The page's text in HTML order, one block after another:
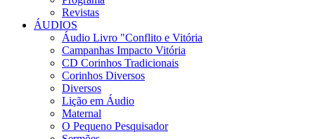
Revistas
ÁUDIOS
Áudio Livro "Conflito e Vitória
Campanhas Impacto Vitória
CD Corinhos Tradicionais
Corinhos Diversos
Diversos
Lição em Áudio
Maternal
O Pequeno Pesquisador